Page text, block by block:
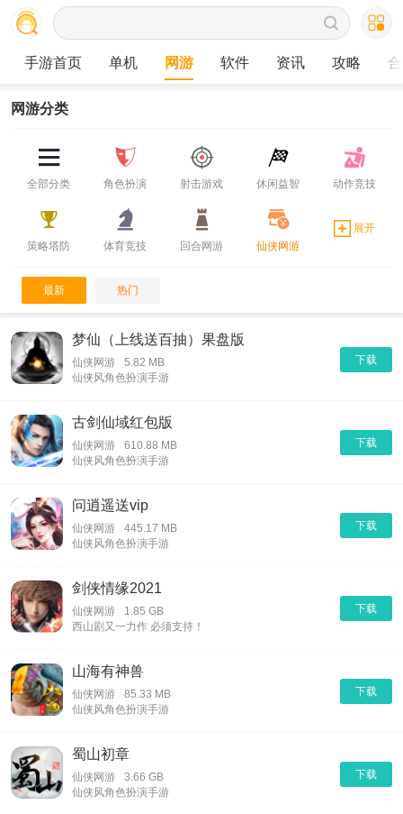
手游首页 单机 网游 软件 资讯 攻略
网游分类
全部分类 角色扮演 射击游戏 休闲益智 动作竞技
策略塔防 体育竞技 回合网游 仙侠网游
展开
最新 热门
下载
梦仙（上线送百抽）果盘版
仙侠网游
5.82 MB
仙侠风角色扮演手游
下载
古剑仙域红包版
仙侠网游
610.88 MB
仙侠风角色扮演手游
下载
问逍遥送vip
仙侠网游
445.17 MB
仙侠风角色扮演手游
下载
剑侠情缘2021
仙侠网游
1.85 GB
西山剧又一力作 必须支持！
下载
山海有神兽
仙侠网游
85.33 MB
仙侠风角色扮演手游
下载
蜀山初章
仙侠网游
3.66 GB
仙侠风角色扮演手游